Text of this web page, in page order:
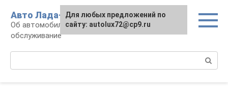
контенту
Авто Лада-люкс
Об автомобилях LADA: эксплуатация и
обслуживание
Для любых предложений по
сайту: autolux72@cp9.ru